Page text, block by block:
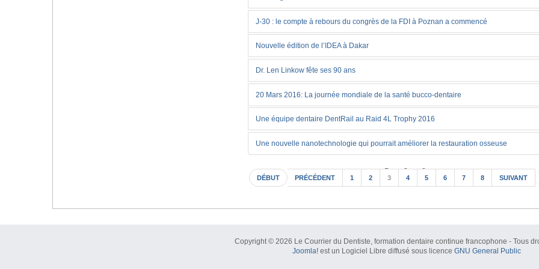
J-30 : le compte à rebours du congrès de la FDI à Poznan a commencé
Nouvelle édition de l’IDEA à Dakar
Dr. Len Linkow fête ses 90 ans
20 Mars 2016: La journée mondiale de la santé bucco-dentaire
Une équipe dentaire DentRail au Raid 4L Trophy 2016
Une nouvelle nanotechnologie qui pourrait améliorer la restauration osseuse
Page 3 sur 8
DÉBUT PRÉCÉDENT 1 2 3 4 5 6 7 8 SUIVANT
Copyright © 2026 Le Courrier du Dentiste, formation dentaire continue francophone - Tous
Joomla!est un Logiciel Libre diffusé sous licence GNU General Public